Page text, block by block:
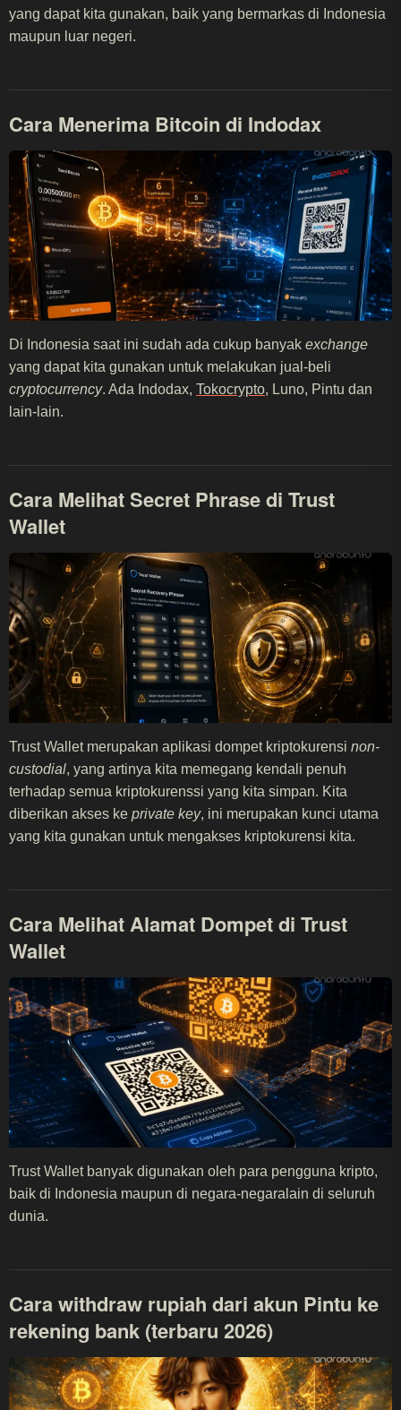
yang dapat kita gunakan, baik yang bermarkas di Indonesia
maupun luar negeri.
Cara Menerima Bitcoin di Indodax
Di Indonesia saat ini sudah ada cukup banyak exchange
yang dapat kita gunakan untuk melakukan jual-beli
cryptocurrency. Ada Indodax, Tokocrypto, Luno, Pintu dan
lain-lain.
Cara Melihat Secret Phrase di Trust
Wallet
Trust Wallet merupakan aplikasi dompet kriptokurensi non-
custodial, yang artinya kita memegang kendali penuh
terhadap semua kriptokurenssi yang kita simpan. Kita
diberikan akses ke private key, ini merupakan kunci utama
yang kita gunakan untuk mengakses kriptokurensi kita.
Cara Melihat Alamat Dompet di Trust
Wallet
Trust Wallet banyak digunakan oleh para pengguna kripto,
baik di Indonesia maupun di negara-negaralain di seluruh
dunia.
Cara withdraw rupiah dari akun Pintu ke
rekening bank (terbaru 2026)